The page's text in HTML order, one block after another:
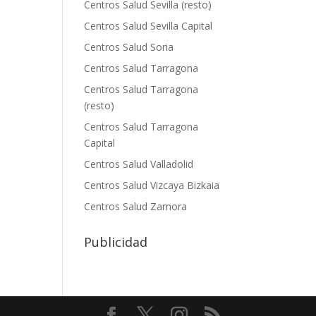
Centros Salud Sevilla (resto)
Centros Salud Sevilla Capital
Centros Salud Soria
Centros Salud Tarragona
Centros Salud Tarragona
(resto)
Centros Salud Tarragona
Capital
Centros Salud Valladolid
Centros Salud Vizcaya Bizkaia
Centros Salud Zamora
Publicidad